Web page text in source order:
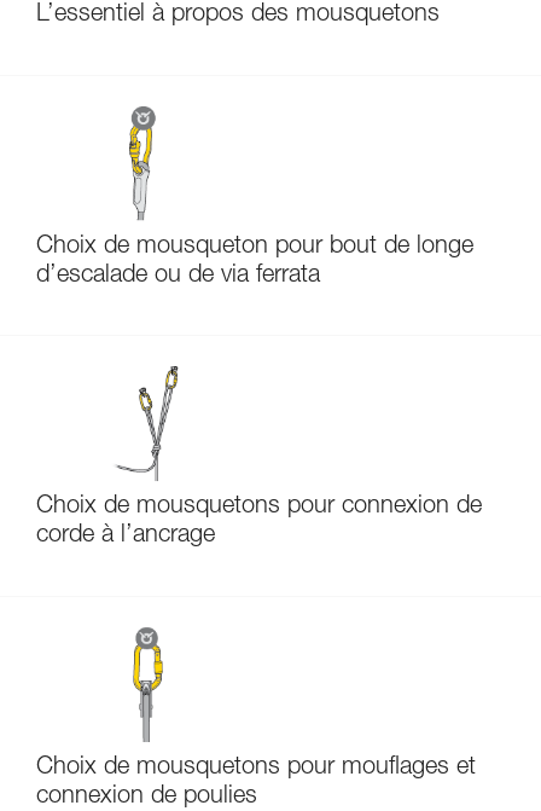
L’essentiel à propos des mousquetons
Choix de mousqueton pour bout de longe
d’escalade ou de via ferrata
Choix de mousquetons pour connexion de
corde à l’ancrage
Choix de mousquetons pour mouflages et
connexion de poulies